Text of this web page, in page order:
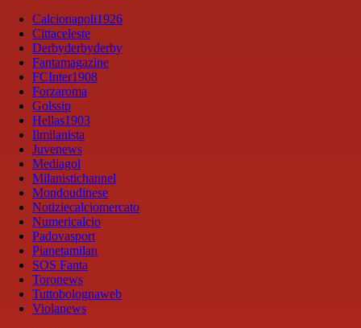
Calcionapoli1926
Cittaceleste
Derbyderbyderby
Fantamagazine
FCInter1908
Forzaroma
Golssip
Hellas1903
Ilmilanista
Juvenews
Mediagol
Milanistichannel
Mondoudinese
Notiziecalciomercato
Numericalcio
Padovasport
Pianetamilan
SOS Fanta
Toronews
Tuttobolognaweb
Violanews